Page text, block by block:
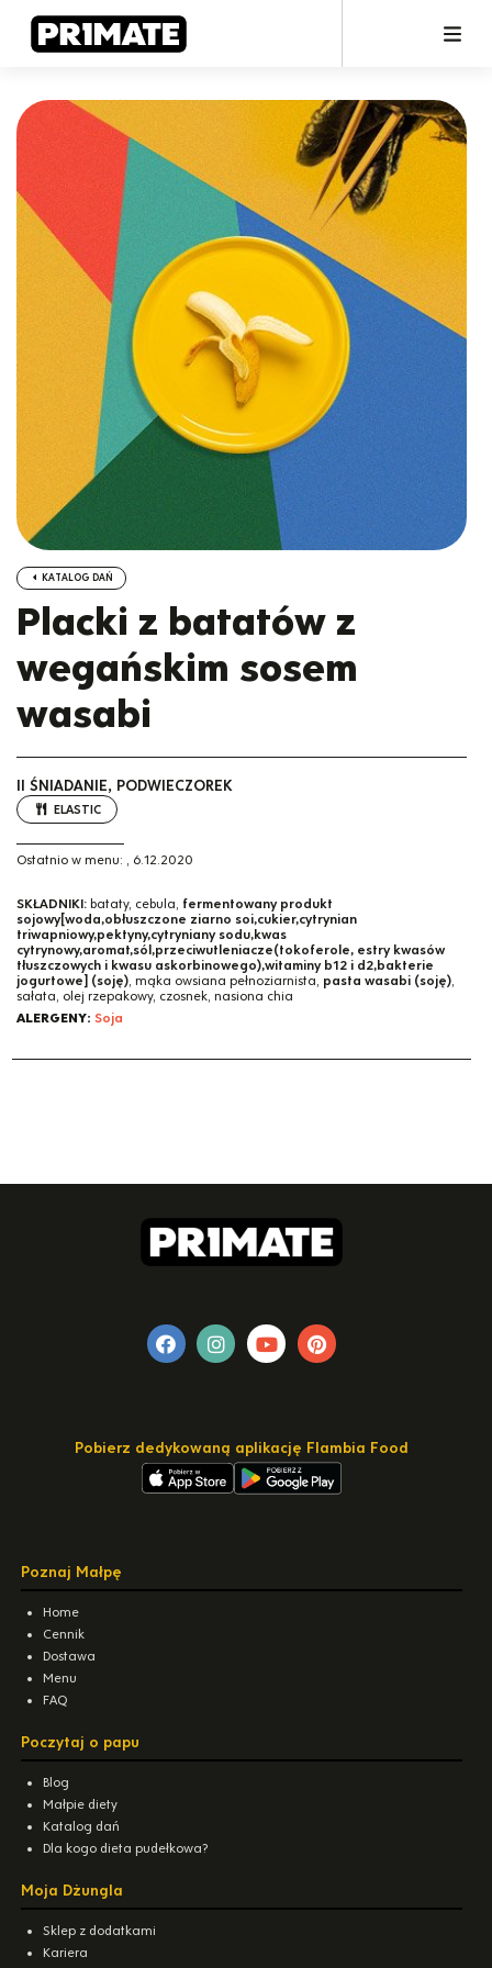
KATALOG DAŃ
Placki z batatów z
wegańskim sosem
wasabi
II ŚNIADANIE, PODWIECZOREK
ELASTIC
Ostatnio w menu: , 6.12.2020
SKŁADNIKI: bataty, cebula, fermentowany produkt
sojowy[woda,obłuszczone ziarno soi,cukier,cytrynian
triwapniowy,pektyny,cytryniany sodu,kwas
cytrynowy,aromat,sól,przeciwutleniacze(tokoferole, estry kwasów
tłuszczowych i kwasu askorbinowego),witaminy b12 i d2,bakterie
jogurtowe] (soję), mąka owsiana pełnoziarnista, pasta wasabi (soję),
sałata, olej rzepakowy, czosnek, nasiona chia
ALERGENY: Soja
Pobierz dedykowaną aplikację Flambia Food
Poznaj Małpę
Home
Cennik
Dostawa
Menu
FAQ
Poczytaj o papu
Blog
Małpie diety
Katalog dań
Dla kogo dieta pudełkowa?
Moja Dżungla
Sklep z dodatkami
Kariera